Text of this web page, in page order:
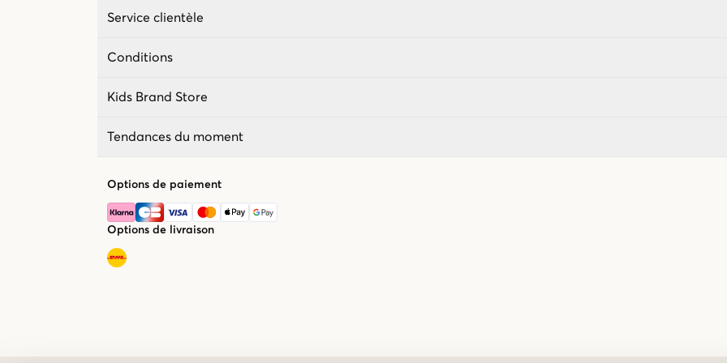
Service clientèle
Conditions
Kids Brand Store
Tendances du moment
Options de paiement
Options de livraison